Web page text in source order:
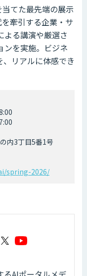
てた最先端の展示
牽引する企業・サ
よる講演や厳選さ
ンを実施。ビジネ
リアルに体感でき
内3丁目5番1号
spring-2026/